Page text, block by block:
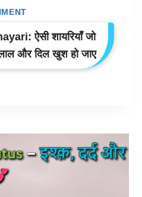
ऐसी शायरियाँ जो
और दिल खुश हो जाए